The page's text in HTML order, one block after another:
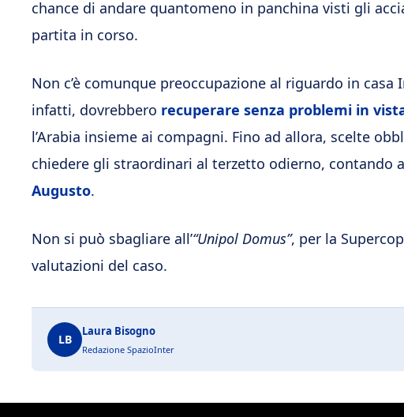
chance di andare quantomeno in panchina visti gli
partita in corso.
Non c’è comunque preoccupazione al riguardo in
infatti, dovrebbero recuperare senza problemi in
l’Arabia insieme ai compagni. Fino ad allora, scelte
chiedere gli straordinari al terzetto odierno, contando
Augusto.
Non si può sbagliare all’“Unipol Domus”, per la
valutazioni del caso.
LB
Laura Bisogno
Redazione SpazioInter